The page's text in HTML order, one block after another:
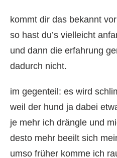
kommt dir das bekannt
so hast du’s vielleicht
und dann die erfahrung
dadurch nicht.
im gegenteil: es wird
weil der hund ja dabei
je mehr ich drängle und
desto mehr beeilt sich
umso früher komme ich